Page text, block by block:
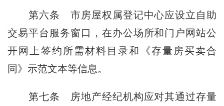
第六条 市房屋权属登记中心应设立自助
交易平台服务窗口，在办公场所和门户网站公
开网上签约所需材料目录和《存量房买卖合
同》示范文本等信息。
第七条
房地产经纪机构应对其通过存量